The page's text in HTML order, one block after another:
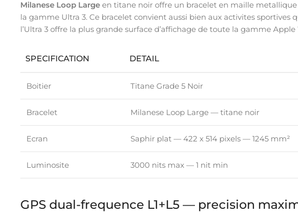
Milanese Loop Large en titane noir offre un bracelet en maille
la gamme Ultra 3. Ce bracelet convient aussi bien aux activites sportives
l’Ultra 3 offre la plus grande surface d’affichage de toute la gamme Apple
SPECIFICATION DETAIL
Boitier Titane Grade 5 Noir
Bracelet Milanese Loop Large — titane noir
Ecran Saphir plat — 422 x 514 pixels — 1245 mm²
Luminosite 3000 nits max — 1 nit min
GPS dual-frequence L1+L5 — precision